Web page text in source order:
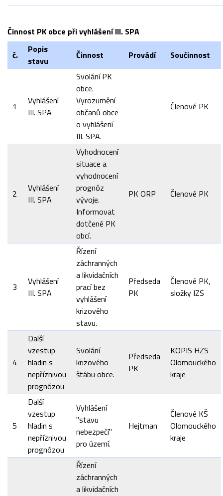
Činnost PK obce při vyhlášení III. SPA
č.
Popis
stavu
Činnost Provádí Součinnost
1
Vyhlášení
III. SPA
Svolání PK
obce.
Vyrozumění
občanů obce
o vyhlášení
III. SPA.
Členové PK
2
Vyhlášení
III. SPA
Vyhodnocení
situace a
vyhodnocení
prognóz
vývoje.
Informovat
dotčené PK
obcí.
PK ORP Členové PK
3
Vyhlášení
III. SPA
Řízení
záchranných
a likvidačních
prací bez
vyhlášení
krizového
stavu.
Předseda
PK
Členové PK,
složky IZS
4
Další
vzestup
hladin s
nepříznivou
prognózou
Svolání
krizového
štábu obce.
Předseda
PK
KOPIS HZS
Olomouckého
kraje
5
Další
vzestup
hladin s
nepříznivou
prognózou
Vyhlášení
"stavu
nebezpečí"
pro území.
Hejtman
Členové KŠ
Olomouckého
kraje
Řízení
záchranných
a likvidačních